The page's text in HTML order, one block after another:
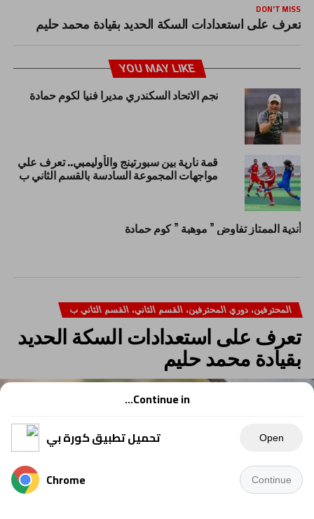
DON'T MISS
تعرف على استعدادات السكة الحديد بقيادة محمد حليم
YOU MAY LIKE
نجم الاتحاد السكندري مديرا فنيا لكوم حمادة
قمة نارية بين سبورتينج والأوليمبي.. تعرف علي
مواجهات المجموعة السادسة بالقسم الثاني ب
أندية الممتاز تفاوض ” موهبة ” كوم حمادة
المحترفين، دوري المحترفين، القسم الثاني، القسم الثاني ب
تعرف على استعدادات السكة الحديد
بقيادة محمد حليم
Continue in...
تحميل تطبيق كورة بي
Open
Chrome Continue